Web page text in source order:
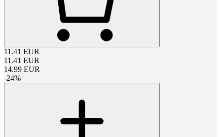
11.41 EUR
11.41 EUR
14.99 EUR
-24%